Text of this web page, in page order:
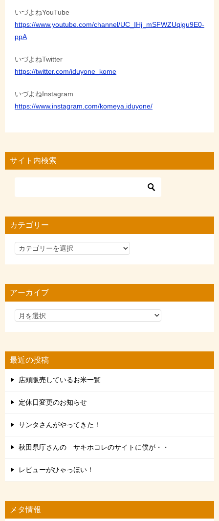
いづよねYouTube
https://www.youtube.com/channel/UC_IHj_mSFWZUqigu9E0-
ppA
いづよねTwitter
https://twitter.com/iduyone_kome
いづよねInstagram
https://www.instagram.com/komeya.iduyone/
サイト内検索
カテゴリー
カ
リ
アーカイブ
最近の投稿
店頭販売しているお米一覧
定休日変更のお知らせ
サンタさんがやってきた！
秋田県庁さんの サキホコレのサイトに僕が・・
レビューがひゃっほい！
メタ情報